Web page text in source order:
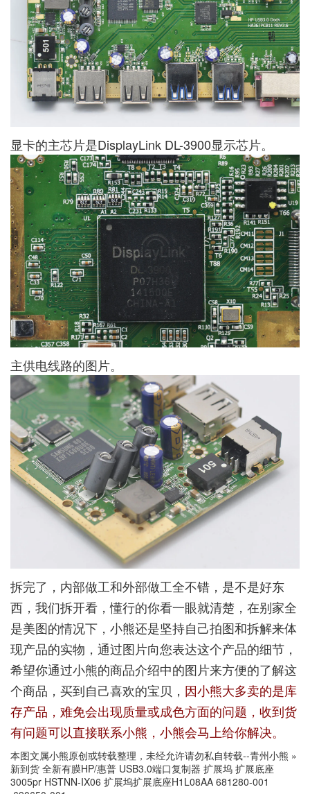
显卡的主芯片是DisplayLink DL-3900显示芯片。
主供电线路的图片。
拆完了，内部做工和外部做工全不错，是不是好东
西，我们拆开看，懂行的你看一眼就清楚，在别家全
是美图的情况下，小熊还是坚持自己拍图和拆解来体
现产品的实物，通过图片向您表达这个产品的细节，
希望你通过小熊的商品介绍中的图片来方便的了解这
个商品，买到自己喜欢的宝贝， 因小熊大多卖的是库
存产品，难免会出现质量或成色方面的问题，收到货
有问题可以直接联系小熊，小熊会马上给你解决。
本图文属小熊原创或转载整理，未经允许请勿私自转载--青州小熊 »
新到货 全新有膜HP/惠普 USB3.0端口复制器 扩展坞 扩展底座
3005pr HSTNN-IX06 扩展坞扩展底座H1L08AA 681280-001